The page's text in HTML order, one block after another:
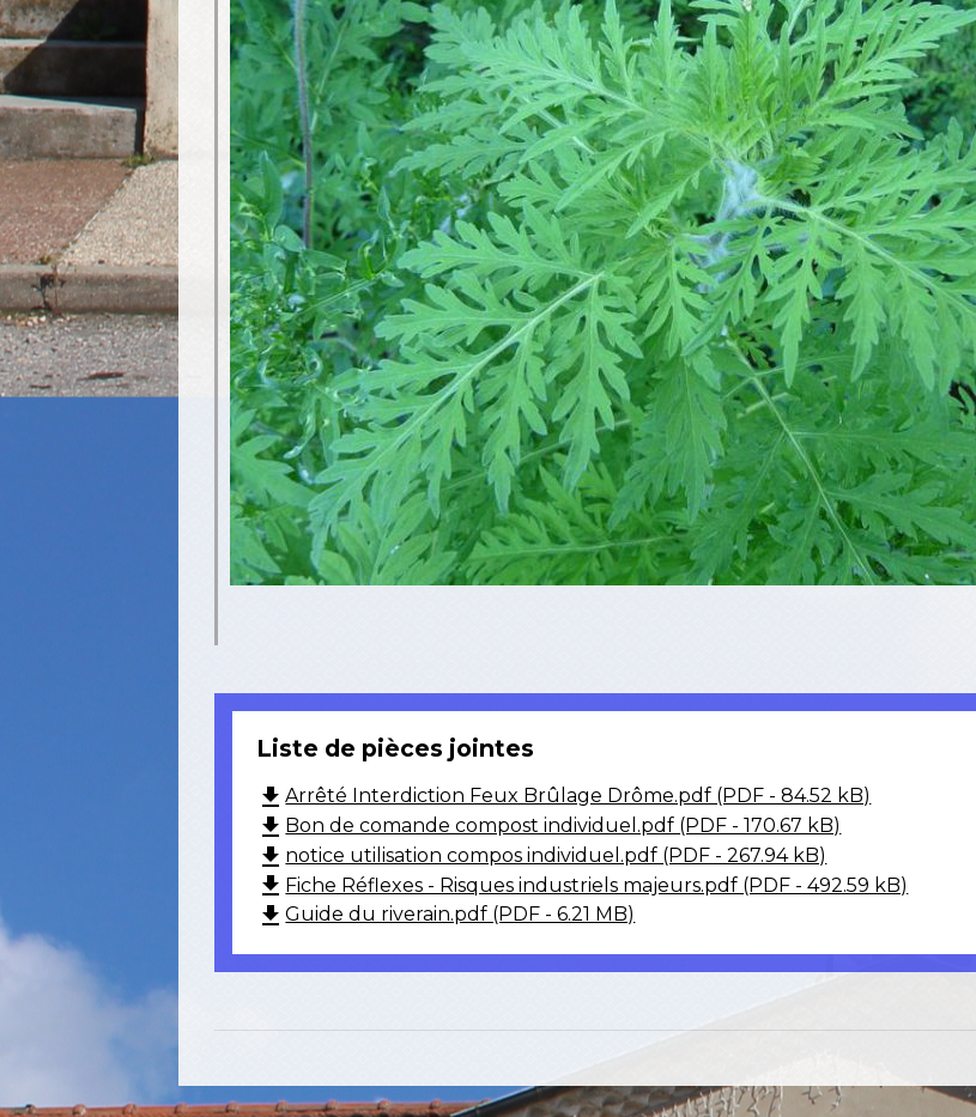
Liste de pièces jointes
file_downloadArrêté Interdiction Feux Brûlage Drôme.pdf (PDF - 84.52 kB)
file_downloadBon de comande compost individuel.pdf (PDF - 170.67 kB)
file_downloadnotice utilisation compos individuel.pdf (PDF - 267.94 kB)
file_downloadFiche Réflexes - Risques industriels majeurs.pdf (PDF - 492.59 kB)
file_downloadGuide du riverain.pdf (PDF - 6.21 MB)